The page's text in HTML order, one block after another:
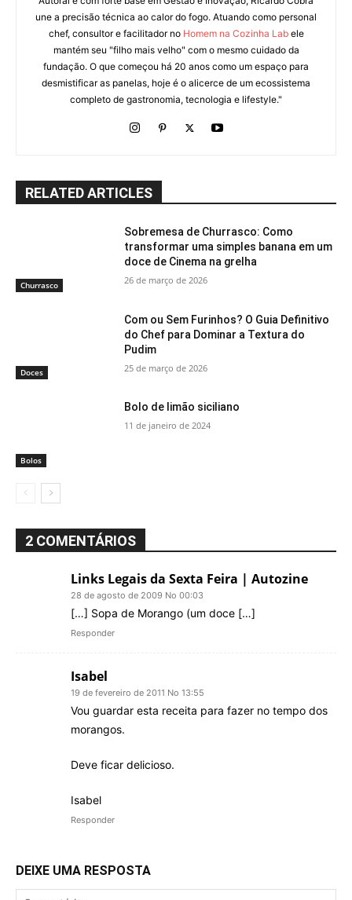
une a precisão técnica ao calor do fogo. Atuando como personal
chef, consultor e facilitador no Homem na Cozinha Labele
mantém seu "filho mais velho" com o mesmo cuidado da
fundação. O que começou há 20 anos como um espaço para
desmistificar as panelas, hoje é o alicerce de um ecossistema
completo de gastronomia, tecnologia e lifestyle."
RELATED ARTICLES
Churrasco
Sobremesa de Churrasco: Como
transformar uma simples banana em um
doce de Cinema na grelha
26 de março de 2026
Doces
Com ou Sem Furinhos? O Guia Definitivo
do Chef para Dominar a Textura do
Pudim
25 de março de 2026
Bolos
Bolo de limão siciliano
11 de janeiro de 2024
2 COMENTÁRIOS
Links Legais da Sexta Feira | Autozine
28 de agosto de 2009 No 00:03
[…] Sopa de Morango (um doce […]
Responder
Isabel
19 de fevereiro de 2011 No 13:55
Vou guardar esta receita para fazer no tempo dos
morangos.
Deve ficar delicioso.
Isabel
Responder
DEIXE UMA RESPOSTA